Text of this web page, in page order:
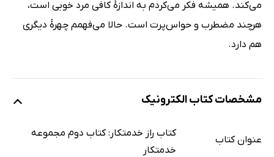
می‌کند. همیشه فکر می‌کردم به اندازۀ کافی مرد خوبی است،
هرچند مضطرب و حواس‌پرت است. حالا می‌فهمم چهرۀ دیگری
هم دارد.
مشخصات کتاب الکترونیک
عنوان کتاب
کتاب راز خدمتکار: کتاب دوم مجموعه
خدمتکار